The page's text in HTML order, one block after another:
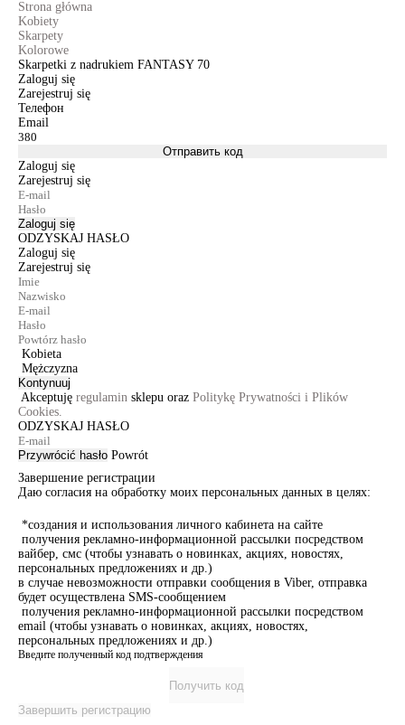
Strona główna
Kobiety
Skarpety
Kolorowe
Skarpetki z nadrukiem FANTASY 70
Zaloguj się
Zarejestruj się
Телефон
Email
Отправить код
Zaloguj się
Zarejestruj się
Zaloguj się
ODZYSKAJ HASŁO
Zaloguj się
Zarejestruj się
Kobieta
Mężczyzna
Kontynuuj
Akceptuję regulamin sklepu oraz Politykę Prywatności i Plików
Cookies.
ODZYSKAJ HASŁO
Przywrócić hasło Powrót
Завершение регистрации
Даю согласия на обработку моих персональных данных в целях:
*создания и использования личного кабинета на сайте
получения рекламно-информационной рассылки посредством
вайбер, смс (чтобы узнавать о новинках, акциях, новостях,
персональных предложениях и др.)
в случае невозможности отправки сообщения в Viber, отправка
будет осуществлена SMS-сообщением
получения рекламно-информационной рассылки посредством
email (чтобы узнавать о новинках, акциях, новостях,
персональных предложениях и др.)
Введите полученный код подтверждения
Получить код
Завершить регистрацию